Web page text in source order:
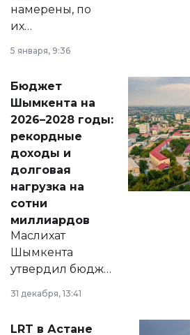
намерены, по
их
принести
народу
Венесуэлы.
5 января, 9:36
Бюджет
Шымкента на
2026–2028 годы:
рекордные
доходы и
долговая
нагрузка на
сотни
миллиардов
Маслихат
Шымкента
утвердил бюджет
города на 2026–
2028 годы.
31 декабря, 13:41
LRT в Астане